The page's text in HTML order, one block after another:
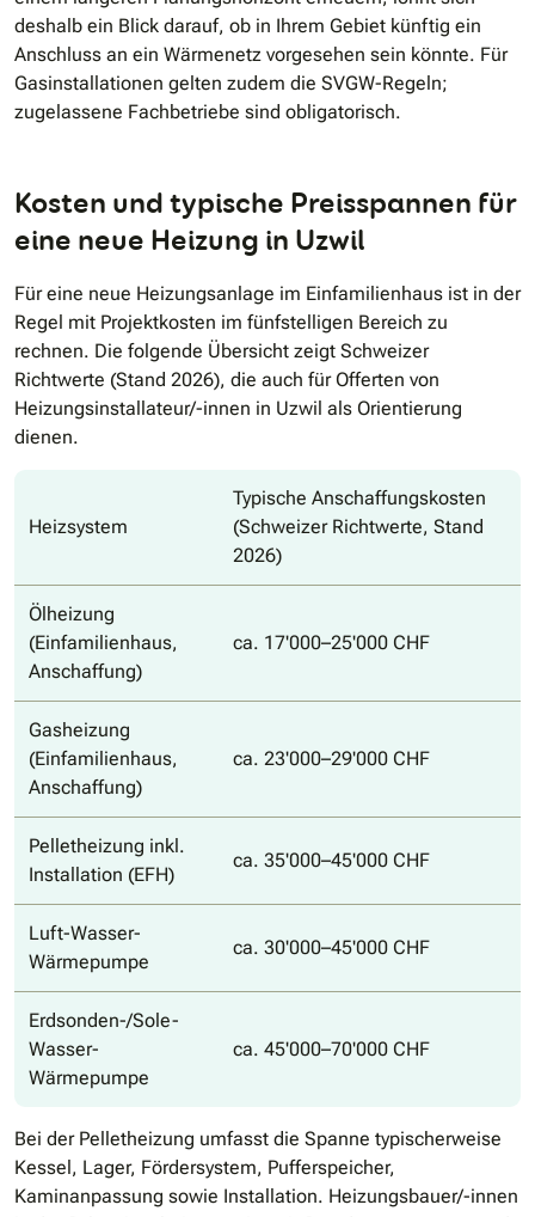
deshalb ein Blick darauf, ob in Ihrem Gebiet künftig ein
Anschluss an ein Wärmenetz vorgesehen sein könnte. Für
Gasinstallationen gelten zudem die SVGW-Regeln;
zugelassene Fachbetriebe sind obligatorisch.
Kosten und typische Preisspannen für
eine neue Heizung in Uzwil
Für eine neue Heizungsanlage im Einfamilienhaus ist in der
Regel mit Projektkosten im fünfstelligen Bereich zu
rechnen. Die folgende Übersicht zeigt Schweizer
Richtwerte (Stand 2026), die auch für Offerten von
Heizungsinstallateur/-innen in Uzwil als Orientierung
dienen.
Heizsystem
Typische Anschaffungskosten
(Schweizer Richtwerte, Stand
2026)
Ölheizung
(Einfamilienhaus,
Anschaffung)
ca. 17'000–25'000 CHF
Gasheizung
(Einfamilienhaus,
Anschaffung)
ca. 23'000–29'000 CHF
Pelletheizung inkl.
Installation (EFH)
ca. 35'000–45'000 CHF
Luft-Wasser-
Wärmepumpe
ca. 30'000–45'000 CHF
Erdsonden-/Sole-
Wasser-
Wärmepumpe
ca. 45'000–70'000 CHF
Bei der Pelletheizung umfasst die Spanne typischerweise
Kessel, Lager, Fördersystem, Pufferspeicher,
Kaminanpassung sowie Installation. Heizungsbauer/-innen